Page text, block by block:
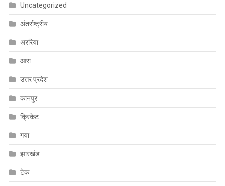
Uncategorized
अंतर्राष्ट्रीय
अररिया
आरा
उत्तर प्रदेश
कानपुर
क्रिकेट
गया
झारखंड
टेक